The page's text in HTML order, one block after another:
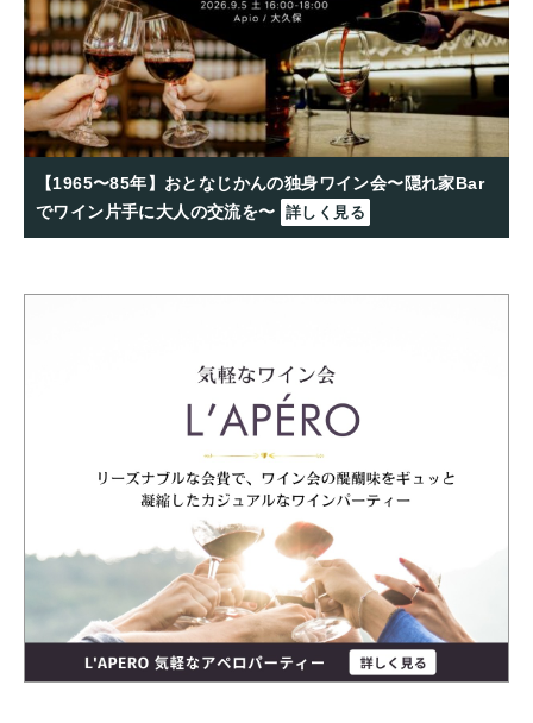
【1965〜85年】おとなじかんの独身ワイン会〜隠れ家Bar
でワイン片手に大人の交流を〜 詳しく見る